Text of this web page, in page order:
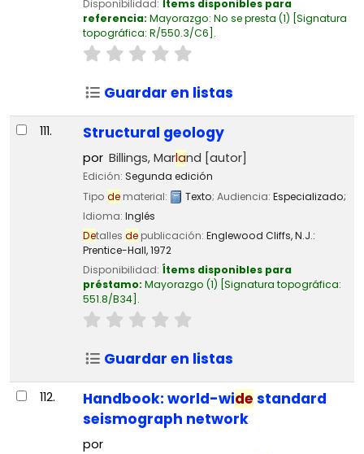
Disponibilidad: Ítems disponibles para
referencia: Mayorazgo: No se presta (1) Signatura
topográfica: R/550.3/C6 .
Guardar en listas
111. Structural geology
por Billings, Marland [autor]
Edición: Segunda edición
Tipo dematerial: Texto; Audiencia: Especializado;
Idioma: Inglés
Detalles depublicación: Englewood Cliffs, N.J.:
Prentice-Hall,1972
Disponibilidad: Ítems disponibles para
préstamo: Mayorazgo (1) Signatura topográfica:
551.8/B34 .
Guardar en listas
112. Handbook: world-wide standard
seismograph network
por